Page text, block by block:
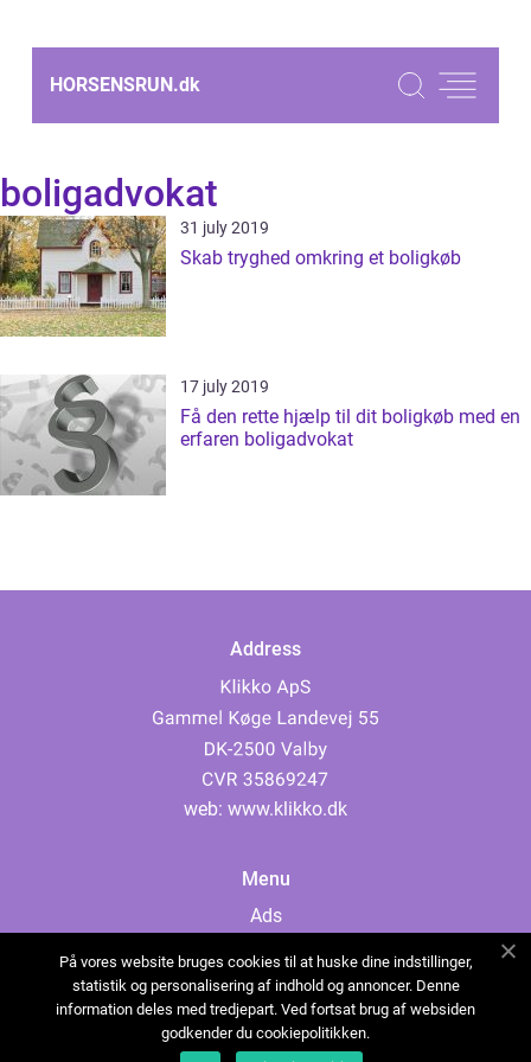
HORSENSRUN.dk
boligadvokat
31 july 2019
Skab tryghed omkring et boligkøb
17 july 2019
Få den rette hjælp til dit boligkøb med en
erfaren boligadvokat
Address
web: www.klikko.dk
Menu
Ads
Cookies
Contact
Sitemap
På vores website bruges cookies til at huske dine indstillinger,
statistik og personalisering af indhold og annoncer. Denne
information deles med tredjepart. Ved fortsat brug af websiden
godkender du cookiepolitikken.